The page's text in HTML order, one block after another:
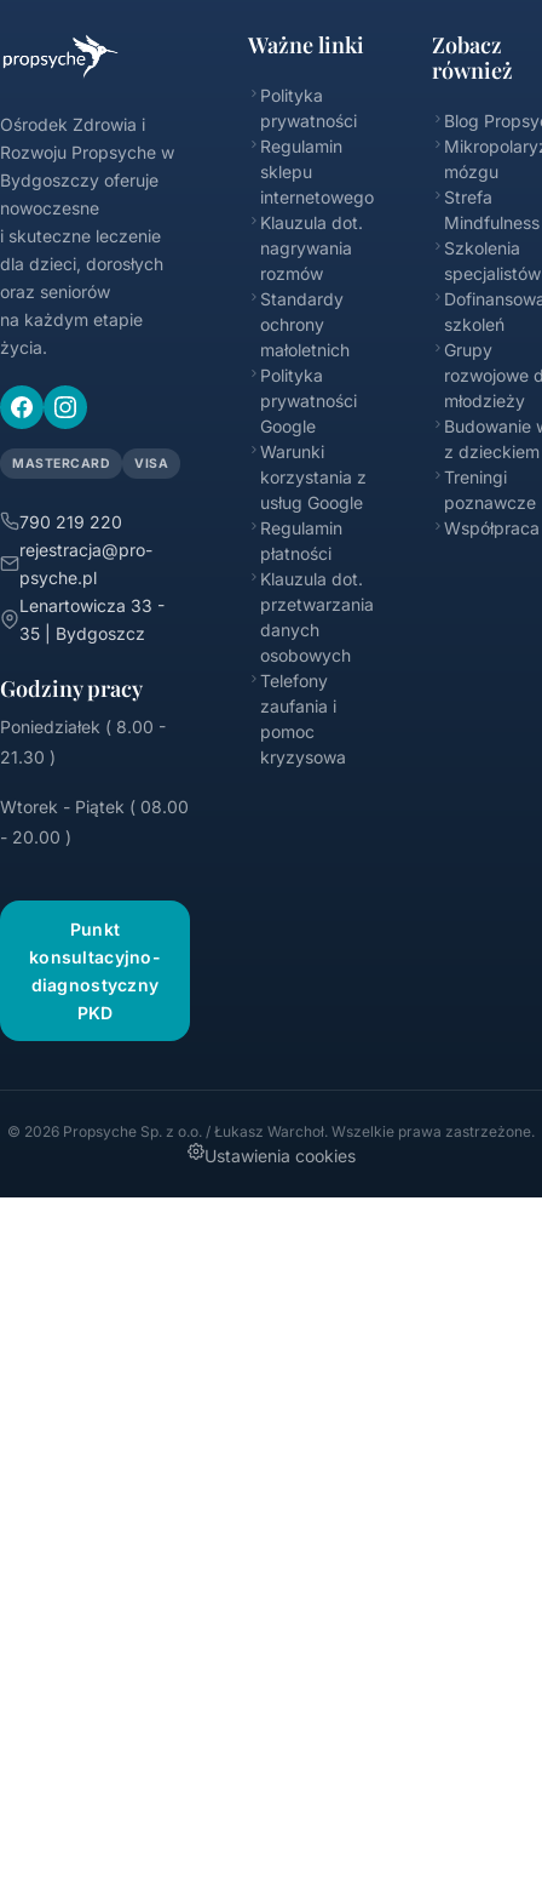
Ośrodek Zdrowia i
Rozwoju Propsyche w
Bydgoszczy oferuje
nowoczesne
i skuteczne leczenie
dla dzieci, dorosłych
oraz seniorów
na każdym etapie
życia.
MASTERCARD VISA
790 219 220
rejestracja@pro-
psyche.pl
Lenartowicza 33 -
35 | Bydgoszcz
Godziny pracy
Poniedziałek ( 8.00 -
21.30 )
Wtorek - Piątek ( 08.00
- 20.00 )
Punkt
konsultacyjno-
diagnostyczny
PKD
Ważne linki
Polityka
prywatności
Regulamin
sklepu
internetowego
Klauzula dot.
nagrywania
rozmów
Standardy
ochrony
małoletnich
Polityka
prywatności
Google
Warunki
korzystania z
usług Google
Regulamin
płatności
Klauzula dot.
przetwarzania
danych
osobowych
Telefony
zaufania i
pomoc
kryzysowa
Zobacz
również
Blog
mózgu
Strefa
Mindfulness
Szkolenia
specjalistów
szkoleń
Grupy
rozwojowe
młodzieży
Budowanie
z dzieckiem
Treningi
poznawcze
Współpraca
© 2026 Propsyche Sp. z o.o. / Łukasz Warchoł. Wszelkie prawa zastrzeżone.
Ustawienia cookies